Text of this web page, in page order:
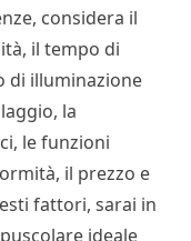
considera il
il tempo di
di illuminazione
la
le funzioni
il prezzo e
fattori, sarai in
ideale